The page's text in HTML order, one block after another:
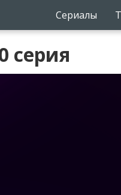
Сериалы
серия